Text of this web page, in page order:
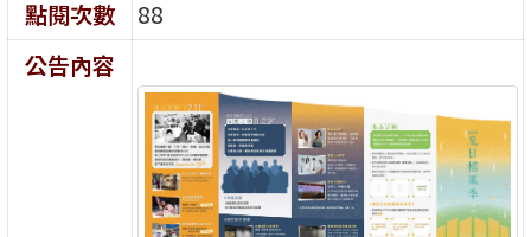
點閱次數
88
公告內容